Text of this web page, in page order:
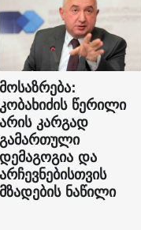
მოსაზრება:
კობახიძის წერილი
არის კარგად
გამართული
დემაგოგია და
არჩევნებისთვის
მზადების ნაწილი